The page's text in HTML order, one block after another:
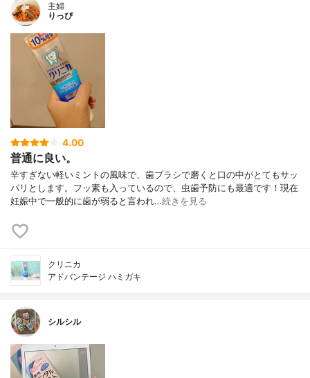
主婦
りっぴ
4.00
普通に良い。
辛すぎない軽いミントの風味で、歯ブラシで磨くと口の中がとてもサッ
パリとします。フッ素も入っているので、虫歯予防にも最適です！現在
妊娠中で一般的に歯が弱ると言われ…続きを見る
クリニカ
アドバンテージ ハミガキ
シルシル